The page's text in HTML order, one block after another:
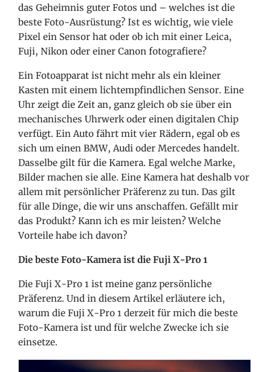
das Geheimnis guter Fotos und – welches ist die
beste Foto-Ausrüstung? Ist es wichtig, wie viele
Pixel ein Sensor hat oder ob ich mit einer Leica,
Fuji, Nikon oder einer Canon fotografiere?
Ein Fotoapparat ist nicht mehr als ein kleiner
Kasten mit einem lichtempfindlichen Sensor. Eine
Uhr zeigt die Zeit an, ganz gleich ob sie über ein
mechanisches Uhrwerk oder einen digitalen Chip
verfügt. Ein Auto fährt mit vier Rädern, egal ob es
sich um einen BMW, Audi oder Mercedes handelt.
Dasselbe gilt für die Kamera. Egal welche Marke,
Bilder machen sie alle. Eine Kamera hat deshalb vor
allem mit persönlicher Präferenz zu tun. Das gilt
für alle Dinge, die wir uns anschaffen. Gefällt mir
das Produkt? Kann ich es mir leisten? Welche
Vorteile habe ich davon?
Die beste Foto-Kamera ist die Fuji X-Pro 1
Die Fuji X-Pro 1 ist meine ganz persönliche
Präferenz. Und in diesem Artikel erläutere ich,
warum die Fuji X-Pro 1 derzeit für mich die beste
Foto-Kamera ist und für welche Zwecke ich sie
einsetze.